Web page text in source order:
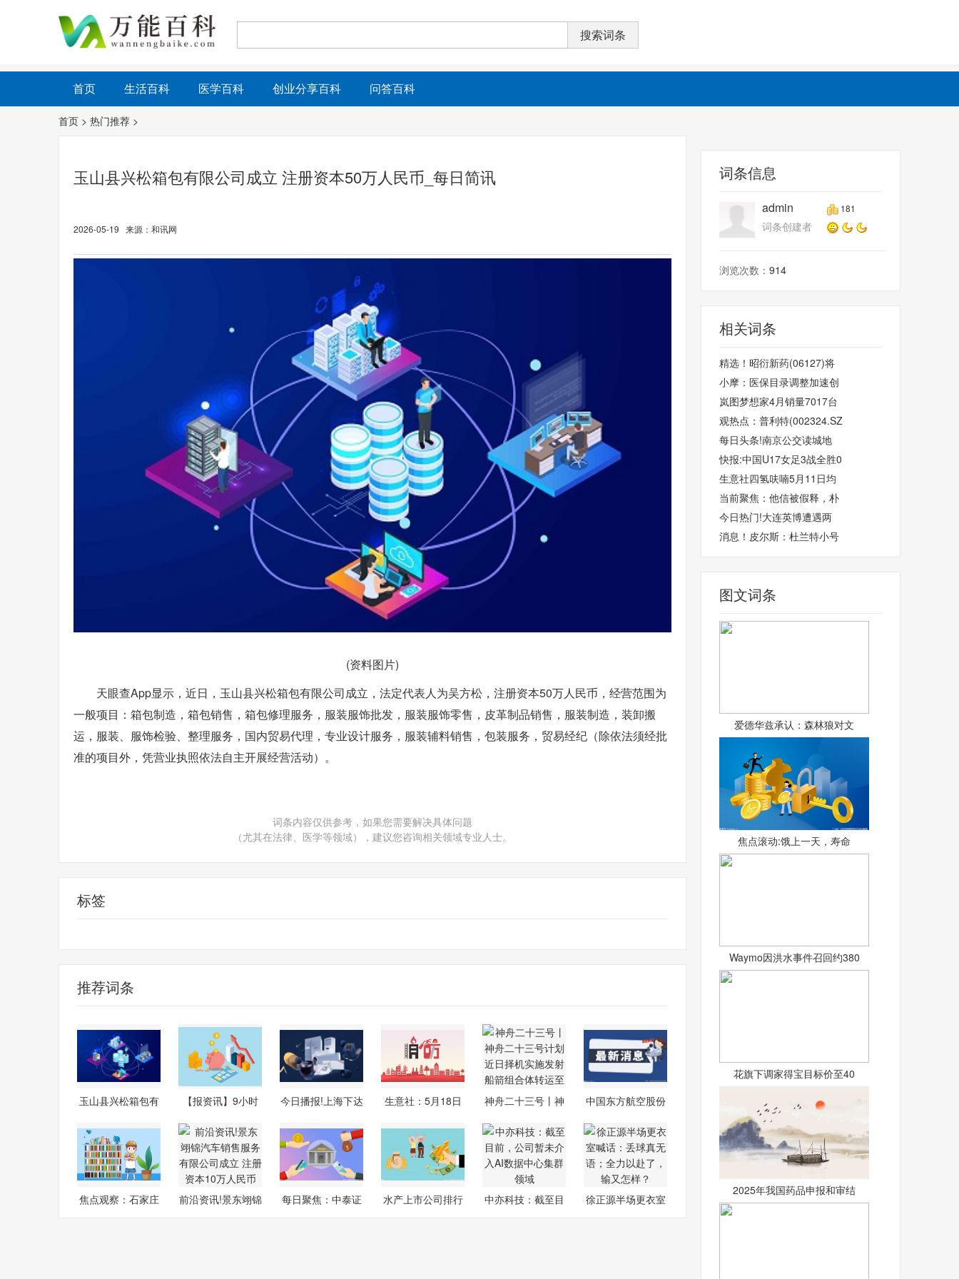
首页 生活百科 医学百科 创业分享百科 问答百科
首页 > 热门推荐 >
玉山县兴松箱包有限公司成立 注册资本50万人民币_每日简讯
2026-05-19 来源：和讯网
(资料图片)
天眼查App显示，近日，玉山县兴松箱包有限公司成立，法定代表人为吴方松，注册资本50万人民币，经营范围为
一般项目：箱包制造，箱包销售，箱包修理服务，服装服饰批发，服装服饰零售，皮革制品销售，服装制造，装卸搬
运，服装、服饰检验、整理服务，国内贸易代理，专业设计服务，服装辅料销售，包装服务，贸易经纪（除依法须经批
准的项目外，凭营业执照依法自主开展经营活动）。
词条内容仅供参考，如果您需要解决具体问题
（尤其在法律、医学等领域），建议您咨询相关领域专业人士。
标签
推荐词条
玉山县兴松箱包有
【报资讯】9小时
今日播报!上海下达
生意社：5月18日
神舟二十三号丨神
中国东方航空股份
焦点观察：石家庄
前沿资讯!景东翊锦
每日聚焦：中泰证
水产上市公司排行
中亦科技：截至目
徐正源半场更衣室
词条信息
admin 181
词条创建者
浏览次数： 914
相关词条
精选！昭衍新药(06127)将
小摩：医保目录调整加速创
岚图梦想家4月销量7017台
观热点：普利特(002324.SZ
每日头条!南京公交读城地
快报:中国U17女足3战全胜0
生意社四氢呋喃5月11日均
当前聚焦：他信被假释，朴
今日热门!大连英博遭遇两
消息！皮尔斯：杜兰特小号
图文词条
爱德华兹承认：森林狼对文
焦点滚动:饿上一天，寿命
Waymo因洪水事件召回约380
花旗下调家得宝目标价至40
2025年我国药品申报和审结